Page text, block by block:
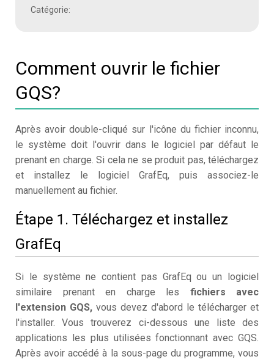
Catégorie:
Comment ouvrir le fichier
GQS?
Après avoir double-cliqué sur l'icône du fichier inconnu,
le système doit l'ouvrir dans le logiciel par défaut le
prenant en charge. Si cela ne se produit pas, téléchargez
et installez le logiciel GrafEq, puis associez-le
manuellement au fichier.
Étape 1. Téléchargez et installez
GrafEq
Si le système ne contient pas GrafEq ou un logiciel
similaire prenant en charge les fichiers avec
l'extension GQS, vous devez d'abord le télécharger et
l'installer. Vous trouverez ci-dessous une liste des
applications les plus utilisées fonctionnant avec GQS.
Après avoir accédé à la sous-page du programme, vous